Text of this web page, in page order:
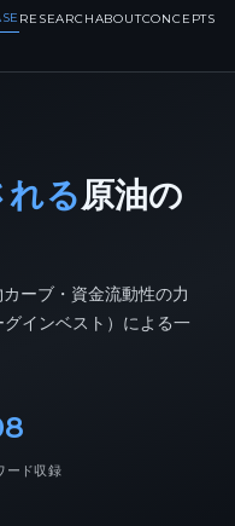
RESEARCHABOUTCONCEPTS
れる原油の
ーブ・資金流動性の力
インベスト）による一
ード収録